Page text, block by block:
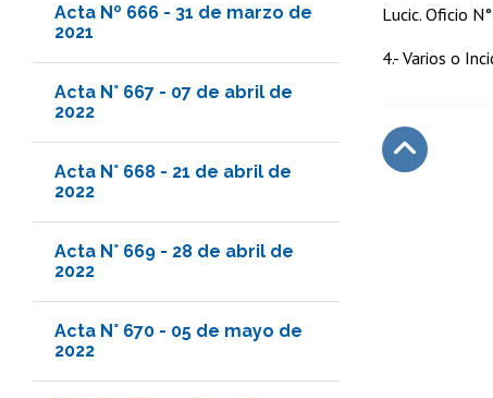
Acta Nº 666 - 31 de marzo de
2021
Acta N° 667 - 07 de abril de
2022
Acta N° 668 - 21 de abril de
2022
Acta N° 669 - 28 de abril de
2022
Acta N° 670 - 05 de mayo de
2022
Lucic. Oficio
4.- Varios o